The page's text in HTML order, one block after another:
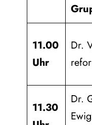
11.00
Uhr
Dr.
11.30
Dr.